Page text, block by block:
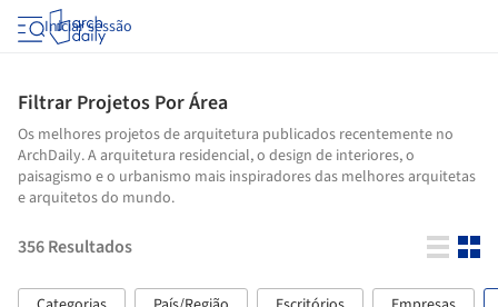
Iniciar sessão
Filtrar Projetos Por Área
Os melhores projetos de arquitetura publicados recentemente no
ArchDaily. A arquitetura residencial, o design de interiores, o
paisagismo e o urbanismo mais inspiradores das melhores arquitetas
e arquitetos do mundo.
356Resultados